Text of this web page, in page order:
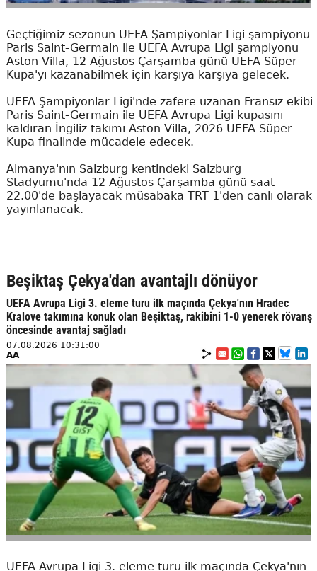
Geçtiğimiz sezonun UEFA Şampiyonlar Ligi şampiyonu
Paris Saint-Germain ile UEFA Avrupa Ligi şampiyonu
Aston Villa, 12 Ağustos Çarşamba günü UEFA Süper
Kupa'yı kazanabilmek için karşıya karşıya gelecek.
UEFA Şampiyonlar Ligi'nde zafere uzanan Fransız ekibi
Paris Saint-Germain ile UEFA Avrupa Ligi kupasını
kaldıran İngiliz takımı Aston Villa, 2026 UEFA Süper
Kupa finalinde mücadele edecek.
Almanya'nın Salzburg kentindeki Salzburg
Stadyumu'nda 12 Ağustos Çarşamba günü saat
22.00'de başlayacak müsabaka TRT 1'den canlı olarak
yayınlanacak.
Beşiktaş Çekya'dan avantajlı dönüyor
UEFA Avrupa Ligi 3. eleme turu ilk maçında Çekya'nın Hradec
Kralove takımına konuk olan Beşiktaş, rakibini 1-0 yenerek rövanş
öncesinde avantaj sağladı
07.08.2026 10:31:00
AA
UEFA Avrupa Ligi 3. eleme turu ilk maçında Çekya'nın